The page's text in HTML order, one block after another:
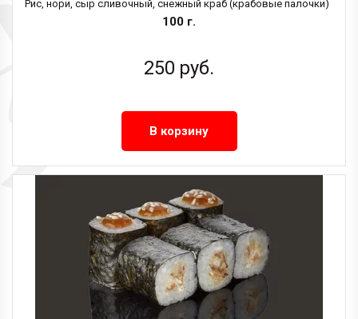
Рис, нори, сыр сливочный, снежный краб (крабовые палочки)
100 г.
250 руб.
В корзину